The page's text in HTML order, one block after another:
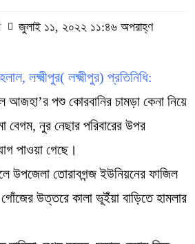
জুলাই ১১, ২০২২ ১১:৪৬ অপরাহ্ণ
লক্ষ্মীপুর( লক্ষ্মীপুর) প্রতিনিধি:
আজহা’র পশু কোরবানির চামড়া কেনা নিয়ে
বেগম, নুর নেছার পরিবারের উপর
পাওয়া গেছে।
উপজেলা তোরাবগন্জ ইউনিয়নের ফাজিল
উত্তরে কালা ভূইঁয়া বাড়িতে হামলার